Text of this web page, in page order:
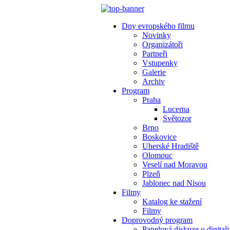
Dny evropského filmu
Novinky
Organizátoři
Partneři
Vstupenky
Galerie
Archiv
Program
Praha
Lucerna
Světozor
Brno
Boskovice
Uherské Hradiště
Olomouc
Veselí nad Moravou
Plzeň
Jablonec nad Nisou
Filmy
Katalog ke stažení
Filmy
Doprovodný program